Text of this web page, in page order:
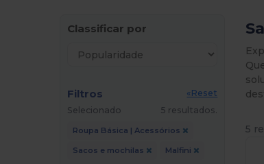
Classificar por
Filtros
«Reset
Selecionado
5 resultados.
Roupa Básica | Acessórios
Sacos e mochilas Malfini
5